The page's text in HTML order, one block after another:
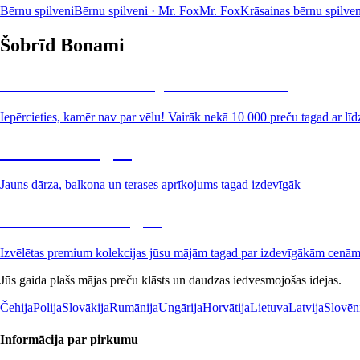
Bērnu spilveniBērnu spilveni · Mr. FoxMr. FoxKrāsainas bērnu
Šobrīd Bonami
Iepērcieties, kamēr nav par vēlu! Vairāk nekā 10 000 preču tagad ar
Jauns dārza, balkona un terases aprīkojums tagad izdevīgāk
Izvēlētas premium kolekcijas jūsu mājām tagad par izdevīgākām cenām
Jūs gaida plašs mājas preču klāsts un daudzas iedvesmojošas idejas.
ČehijaPolijaSlovākijaRumānijaUngārijaHorvātijaLietuvaLatvija
Informācija par pirkumu